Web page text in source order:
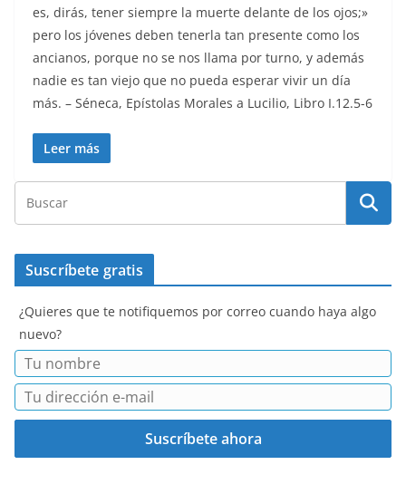
es, dirás, tener siempre la muerte delante de los ojos;»
pero los jóvenes deben tenerla tan presente como los
ancianos, porque no se nos llama por turno, y además
nadie es tan viejo que no pueda esperar vivir un día
más. – Séneca, Epístolas Morales a Lucilio, Libro I.12.5-6
Leer más
Suscríbete gratis
¿Quieres que te notifiquemos por correo cuando haya algo
nuevo?